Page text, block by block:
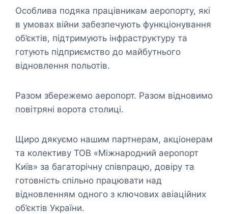
Особлива подяка працівникам аеропорту, які
в умовах війни забезпечують функціонування
об’єктів, підтримують інфраструктуру та
готують підприємство до майбутнього
відновлення польотів.
Разом збережемо аеропорт. Разом відновимо
повітряні ворота столиці.
Щиро дякуємо нашим партнерам, акціонерам
та колективу ТОВ «Міжнародний аеропорт
Київ» за багаторічну співпрацю, довіру та
готовність спільно працювати над
відновленням одного з ключових авіаційних
об’єктів України.